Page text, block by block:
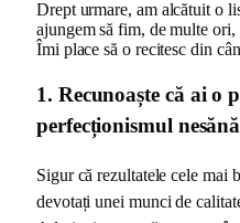
Drept urmare, am alcătuit o
ajungem să fim, de multe
Îmi place să o recitesc din
1. Recunoaște că ai o
perfecționismul
Sigur că rezultatele cele mai
devotați unei munci de